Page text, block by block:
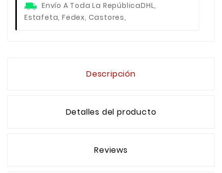
Envío A Toda La RepúblicaDHL,
Estafeta, Fedex, Castores,
Descripción
Detalles del producto
Reviews